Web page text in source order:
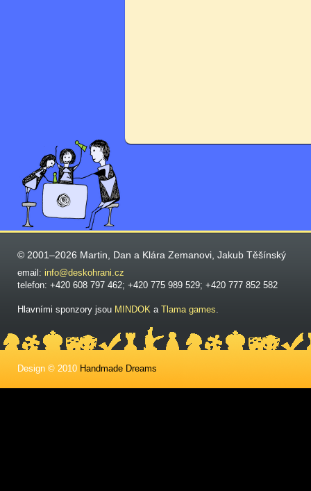
© 2001–2026 Martin, Dan a Klára Zemanovi, Jakub Těšínský
email: info@deskohrani.cz
telefon: +420 608 797 462; +420 775 989 529; +420 777 852 582
Hlavními sponzory jsou MINDOK a Tlama games.
Design © 2010 Handmade Dreams